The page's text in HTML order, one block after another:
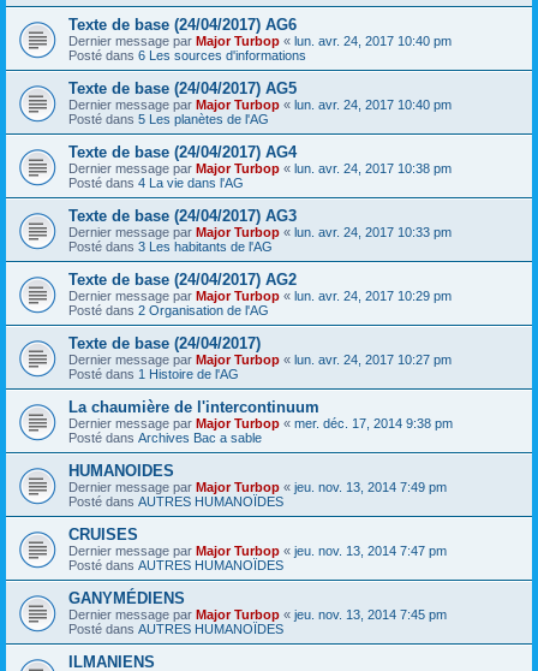
Texte de base (24/04/2017) AG6
Dernier message par Major Turbop « lun. avr. 24, 2017 10:40 pm
Posté dans 6 Les sources d'informations
Texte de base (24/04/2017) AG5
Dernier message par Major Turbop « lun. avr. 24, 2017 10:40 pm
Posté dans 5 Les planètes de l'AG
Texte de base (24/04/2017) AG4
Dernier message par Major Turbop « lun. avr. 24, 2017 10:38 pm
Posté dans 4 La vie dans l'AG
Texte de base (24/04/2017) AG3
Dernier message par Major Turbop « lun. avr. 24, 2017 10:33 pm
Posté dans 3 Les habitants de l'AG
Texte de base (24/04/2017) AG2
Dernier message par Major Turbop « lun. avr. 24, 2017 10:29 pm
Posté dans 2 Organisation de l'AG
Texte de base (24/04/2017)
Dernier message par Major Turbop « lun. avr. 24, 2017 10:27 pm
Posté dans 1 Histoire de l'AG
La chaumière de l'intercontinuum
Dernier message par Major Turbop « mer. déc. 17, 2014 9:38 pm
Posté dans Archives Bac a sable
HUMANOIDES
Dernier message par Major Turbop « jeu. nov. 13, 2014 7:49 pm
Posté dans AUTRES HUMANOÏDES
CRUISES
Dernier message par Major Turbop « jeu. nov. 13, 2014 7:47 pm
Posté dans AUTRES HUMANOÏDES
GANYMÉDIENS
Dernier message par Major Turbop « jeu. nov. 13, 2014 7:45 pm
Posté dans AUTRES HUMANOÏDES
ILMANIENS